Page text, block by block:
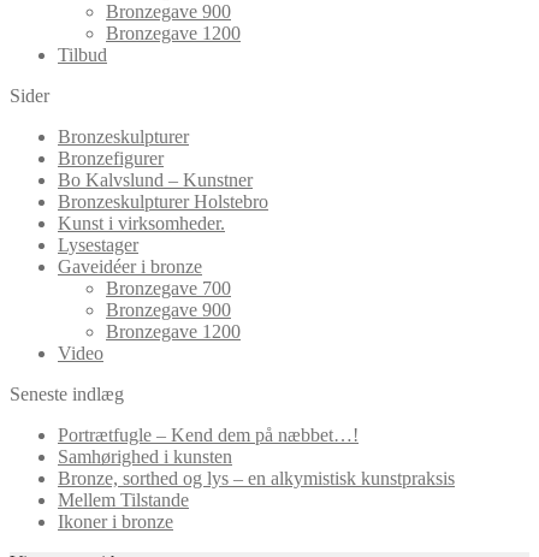
Bronzegave 900
Bronzegave 1200
Tilbud
Sider
Bronzeskulpturer
Bronzefigurer
Bo Kalvslund – Kunstner
Bronzeskulpturer Holstebro
Kunst i virksomheder.
Lysestager
Gaveidéer i bronze
Bronzegave 700
Bronzegave 900
Bronzegave 1200
Video
Seneste indlæg
Portrætfugle – Kend dem på næbbet…!
Samhørighed i kunsten
Bronze, sorthed og lys – en alkymistisk kunstpraksis
Mellem Tilstande
Ikoner i bronze